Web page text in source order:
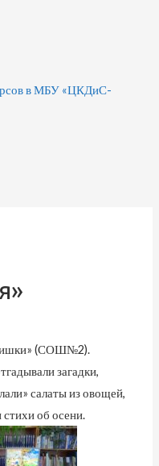
в МБУ «ЦКДиС-
(СОШ№2).
загадки,
салаты из овощей,
стихи об осени.